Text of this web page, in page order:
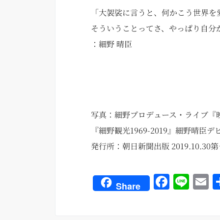
「大袈裟に言うと、何かこう世界
そういうことってさ、やっぱり自
：細野 晴臣
写真：細野プロデュース・ライブ
『細野観光1969-2019』 細野晴臣デ
発行所：朝日新聞出版 2019.10.30
Share
Fa Li
E